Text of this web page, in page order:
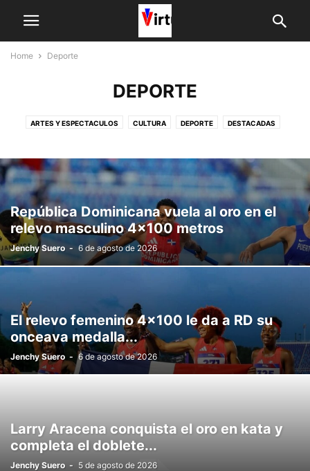
Home Deporte
DEPORTE
ARTES Y ESPECTACULOS CULTURA DEPORTE DESTACADAS
INTERNACIONALES NACIONALES NOTICIAS GLOBAL OPINION
PANORAMA SOCIAL TV POLÍTICA PROVINCIAS VIDEOS
República Dominicana vuela al oro en el
relevo masculino 4×100 metros
Jenchy Suero - 6 de agosto de 2026
El relevo femenino 4×100 le da a RD su
onceava medalla...
Jenchy Suero - 6 de agosto de 2026
Larry Aracena conquista el oro en kata y
completa el doblete...
Jenchy Suero - 5 de agosto de 2026